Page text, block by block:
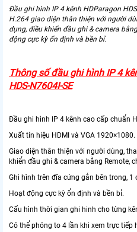
Đầu ghi hình IP 4 kênh HDParagon
H.264 giao diện thân thiện với người
dụng, điều khiển đầu ghi & camera
động cực kỳ ổn định và bền bỉ.
Thông số đầu ghi hình IP 4
HDS-N7604I-SE
Đầu ghi hình IP 4 kênh cao cấp chuẩn
Xuất tín hiệu HDMI và VGA 1920×1080.
Giao diện thân thiện với người dùng,
khiển đầu ghi & camera bằng Remote,
Ghi hình trên đĩa cứng gắn bên trong, 1
Hoạt động cực kỳ ổn định và bền bỉ.
Cấu hình thời gian ghi hinh cho từng
Có thể phóng to 4 lần khi xem trực tiếp